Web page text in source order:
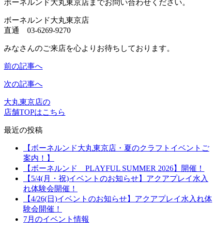
ボーネルンド大丸東京店までお問い合わせください。
ボーネルンド大丸東京店
直通 03-6269-9270
みなさんのご来店を心よりお待ちしております。
前の記事へ
次の記事へ
大丸東京店の
店舗TOPはこちら
最近の投稿
【ボーネルンド大丸東京店・夏のクラフトイベントご
案内！】
【ボーネルンド PLAYFUL SUMMER 2026】開催！
【5/4(月・祝)イベントのお知らせ】アクアプレイ水入
れ体験会開催！
【4/26(日)イベントのお知らせ】アクアプレイ水入れ体
験会開催！
7月のイベント情報